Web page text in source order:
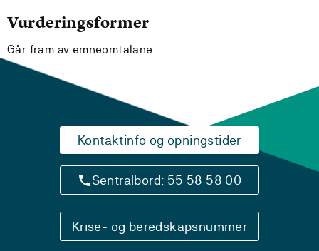
Vurderingsformer
Går fram av emneomtalane.
Kontaktinfo og opningstider
Sentralbord: 55 58 58 00
Krise- og beredskapsnummer